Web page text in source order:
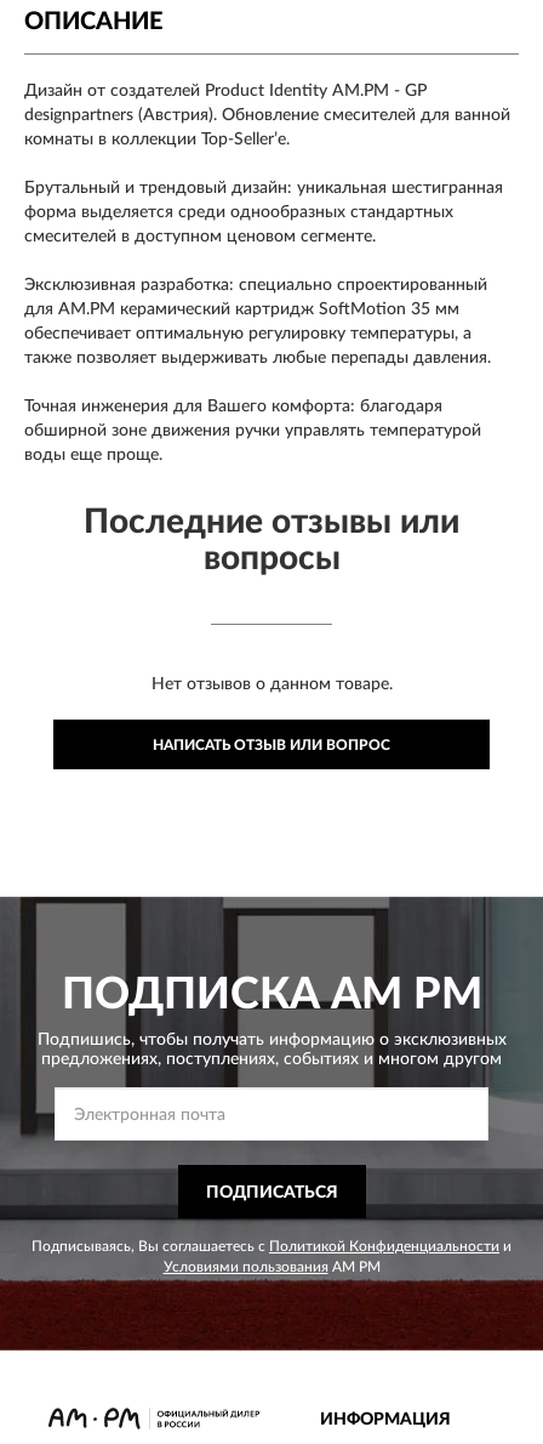
ОПИСАНИЕ
Дизайн от создателей Product Identity AM.PM - GP
designpartners (Австрия). Обновление смесителей для ванной
комнаты в коллекции Top-Seller’е.
Брутальный и трендовый дизайн: уникальная шестигранная
форма выделяется среди однообразных стандартных
смесителей в доступном ценовом сегменте.
Эксклюзивная разработка: специально спроектированный
для АМ.РМ керамический картридж SoftMotion 35 мм
обеспечивает оптимальную регулировку температуры, а
также позволяет выдерживать любые перепады давления.
Точная инженерия для Вашего комфорта: благодаря
обширной зоне движения ручки управлять температурой
воды еще проще.
Последние отзывы или
вопросы
Нет отзывов о данном товаре.
НАПИСАТЬ ОТЗЫВ ИЛИ ВОПРОС
ПОДПИСКАAM PM
Подпишись, чтобы получать информацию о эксклюзивных
предложениях, поступлениях, событиях и многом другом
ПОДПИСАТЬСЯ
Подписываясь, Вы соглашаетесь с Политикой Конфиденциальности и
Условиями пользования AM PM
ИНФОРМАЦИЯ